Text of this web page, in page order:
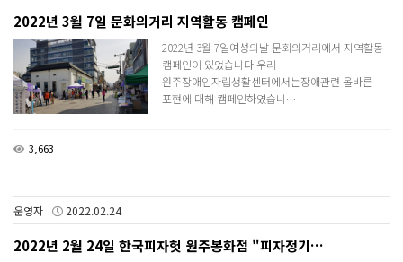
2022년 3월 7일 문화의거리 지역활동 캠페인
2022년 3월 7일여성의날 문회의거리에서 지역활동
캠페인이 있었습니다.우리
원주장애인자립생활센터에서는장애관련 올바른
포현에 대해 캠페인하였습니…
3,663
운영자 2022.02.24
2022년 2월 24일 한국피자헛 원주봉화점 "피자정기…